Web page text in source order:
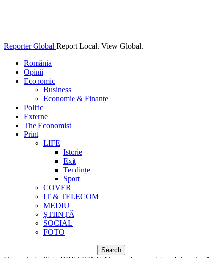
Reporter Global Report Local. View Global.
România
Opinii
Economic
Business
Economie & Finanțe
Politic
Externe
The Economist
Print
LIFE
Istorie
Exit
Tendințe
Sport
COVER
IT & TELECOM
MEDIU
ȘTIINȚĂ
SOCIAL
FOTO